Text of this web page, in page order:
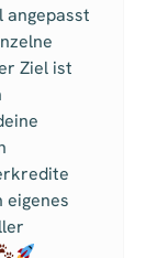
angepasst
Ziel ist